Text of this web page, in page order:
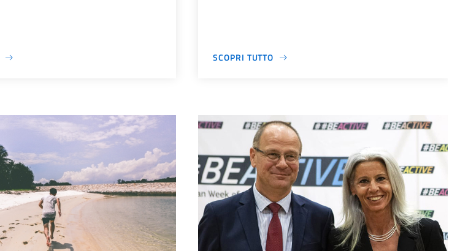
SCOPRI TUTTO